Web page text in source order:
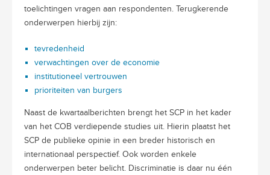
toelichtingen vragen aan respondenten. Terugkerende
onderwerpen hierbij zijn:
tevredenheid
verwachtingen over de economie
institutioneel vertrouwen
prioriteiten van burgers
Naast de kwartaalberichten brengt het SCP in het kader
van het COB verdiepende studies uit. Hierin plaatst het
SCP de publieke opinie in een breder historisch en
internationaal perspectief. Ook worden enkele
onderwerpen beter belicht. Discriminatie is daar nu één